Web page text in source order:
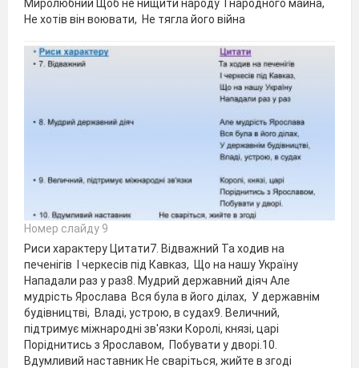
Миролюбний Щоб не нищити народу І народного майна,
Не хотів він воювати, Не тягла його війна
Номер слайду 9
Риси характеру Цитати7. Відважний Та ходив на
печенігів І черкесів під Кавказ, Що на нашу Україну
Нападали раз у раз8. Мудрий державний діяч Але
мудрість Ярослава Вся була в його ділах, У державнім
будівництві, Владі, устрою, в судах9. Величний,
підтримує міжнародні зв'язки Королі, князі, царі
Поріднитись з Ярославом, Побувати у дворі.10.
Вдумливий наставник Не сваріться, жийте в згоді